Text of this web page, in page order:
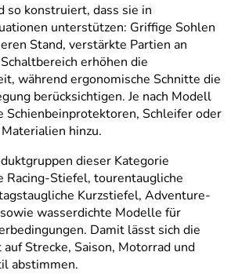
so konstruiert, dass sie in
unterstützen: Griffige Sohlen
Stand, verstärkte Partien an
erhöhen die
während ergonomische Schnitte die
berücksichtigen. Je nach Modell
Schienbeinprotektoren, Schleifer oder
hinzu.
dieser Kategorie
Racing-Stiefel, tourentaugliche
Kurzstiefel, Adventure-
wasserdichte Modelle für
Damit lässt sich die
Strecke, Saison, Motorrad und
abstimmen.